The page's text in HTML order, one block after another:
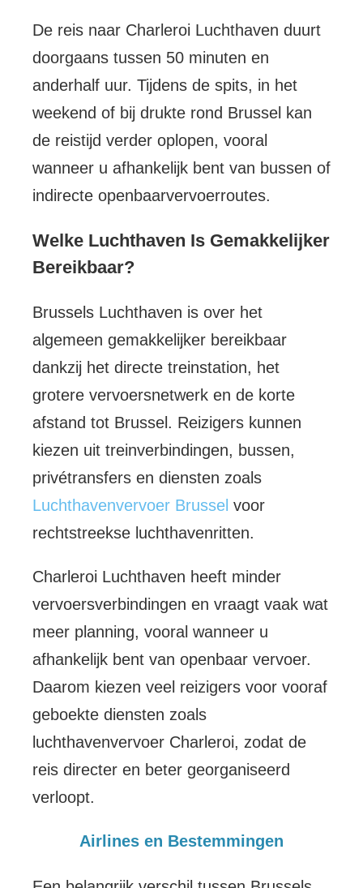
De reis naar Charleroi Luchthaven duurt
doorgaans tussen 50 minuten en
anderhalf uur. Tijdens de spits, in het
weekend of bij drukte rond Brussel kan
de reistijd verder oplopen, vooral
wanneer u afhankelijk bent van bussen of
indirecte openbaarvervoerroutes.
Welke Luchthaven Is Gemakkelijker
Bereikbaar?
Brussels Luchthaven is over het
algemeen gemakkelijker bereikbaar
dankzij het directe treinstation, het
grotere vervoersnetwerk en de korte
afstand tot Brussel. Reizigers kunnen
kiezen uit treinverbindingen, bussen,
privétransfers en diensten zoals
Luchthavenvervoer Brussel voor
rechtstreekse luchthavenritten.
Charleroi Luchthaven heeft minder
vervoersverbindingen en vraagt vaak wat
meer planning, vooral wanneer u
afhankelijk bent van openbaar vervoer.
Daarom kiezen veel reizigers voor vooraf
geboekte diensten zoals
luchthavenvervoer Charleroi, zodat de
reis directer en beter georganiseerd
verloopt.
Airlines en Bestemmingen